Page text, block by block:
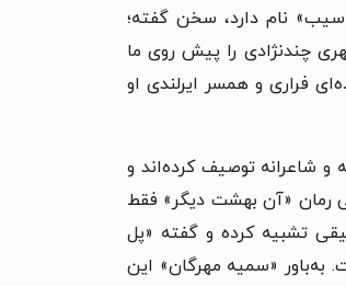
نام دارد، سخن گفته؛
چندنژادی را پیش روی ما
فراری و همسر ایرلندی او
شاعرانه توصیف کرده‌اند و
رمان «آن بهشت دیگر» فقط
تشبیه کرده و گفته «پل
به‌باور «سمیه مهرگان» این